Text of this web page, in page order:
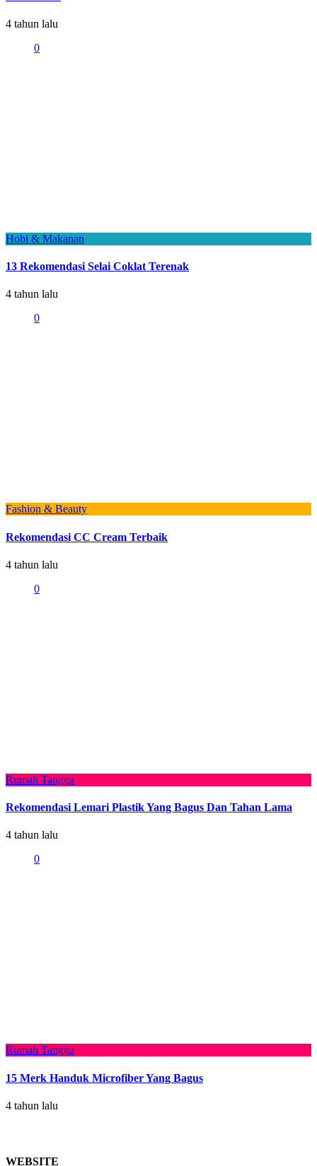
4 tahun lalu
0
Hobi & Makanan
13 Rekomendasi Selai Coklat Terenak
4 tahun lalu
0
Fashion & Beauty
Rekomendasi CC Cream Terbaik
4 tahun lalu
0
Rumah Tangga
Rekomendasi Lemari Plastik Yang Bagus Dan Tahan Lama
4 tahun lalu
0
Rumah Tangga
15 Merk Handuk Microfiber Yang Bagus
4 tahun lalu
WEBSITE